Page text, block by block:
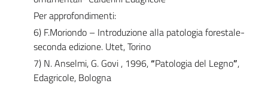
Per approfondimenti:
6) F.Moriondo – Introduzione alla patologia forestale-
seconda edizione. Utet, Torino
7) N. Anselmi, G. Govi , 1996,“Patologia del Legno”,
Edagricole, Bologna